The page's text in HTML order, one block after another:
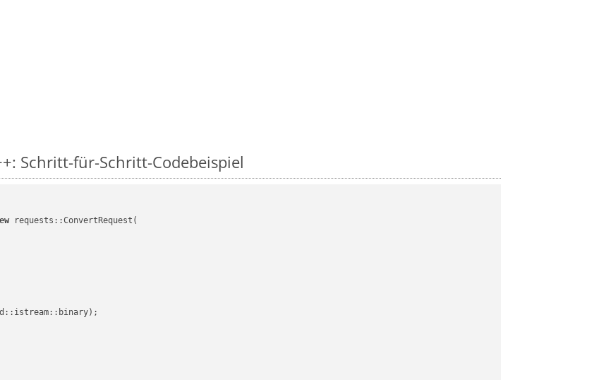
Schritt-für-Schritt-Codebeispiel
requests::ConvertRequest(
;